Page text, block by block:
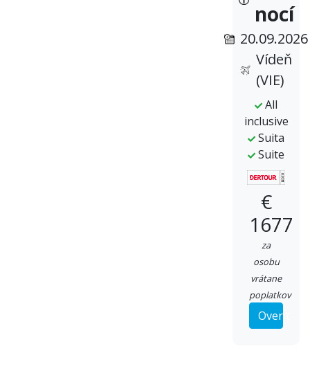
nocí
20.09.2026
Vídeň
(VIE)
All
inclusive
Suita
Suite
€
1677
za
osobu
vrátane
poplatkov
Overiť